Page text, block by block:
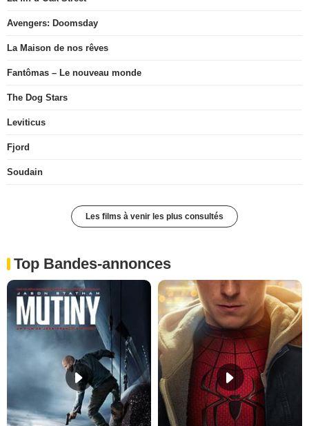
Avengers: Doomsday
La Maison de nos rêves
Fantômas – Le nouveau monde
The Dog Stars
Leviticus
Fjord
Soudain
Les films à venir les plus consultés
Top Bandes-annonces